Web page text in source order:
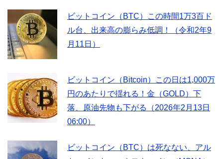
ビットコイン（BTC）この時間1万3百ド
ル台、出来高の膨らみ低調！（令和2年9
月11日）
ビットコイン（Bitcoin）この日は1,000万
円のあたりで揺れる！金（GOLD）下
落、原油先物も下がる（2026年2月13日
06:00）
ビットコイン（BTC）は死なない、アル